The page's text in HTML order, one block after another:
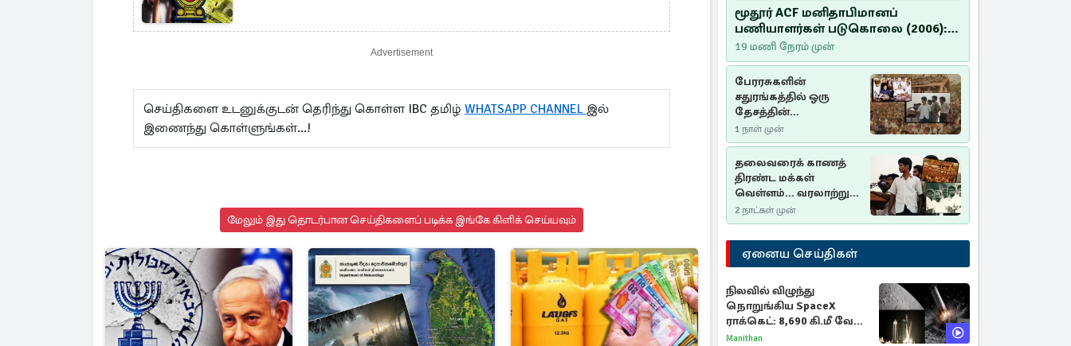
Advertisement
செய்திகளை உடனுக்குடன் தெரிந்து கொள்ள IBC தமிழ் WHATSAPP CHANNEL இல்
இணைந்து கொள்ளுங்கள்...!
மேலும் இது தொடர்பான செய்திகளைப் படிக்க இங்கே கிளிக் செய்யவும்
மூதூர் ACF மனிதாபிமானப்
பணியாளர்கள் படுகொலை (2006):
20 ஆண்டுகளாகியும் நீதி
மறுக்கப்பட்ட மனிதாபிமானப்
பேரவலம்
19 மணி நேரம் முன்
பேரரசுகளின்
சதுரங்கத்தில் ஒரு
தேசத்தின்
தீர்க்கதரிசனம் :
சுதுமலை பிரகடனம்
ஒரு வரலாற்றுப் பாடம்
1 நாள் முன்
தலைவரைக் காணத்
திரண்ட மக்கள்
வெள்ளம்... வரலாற்றுச்
சிறப்புமிக்க சுதுமலைப்
பிரகடனம்…
2 நாட்கள் முன்
ஏனைய செய்திகள்
நிலவில் விழுந்து
நொறுங்கிய SpaceX
ராக்கெட்: 8,690 கி.மீ வேக
மோதலால் உருவான புதிய
Manithan